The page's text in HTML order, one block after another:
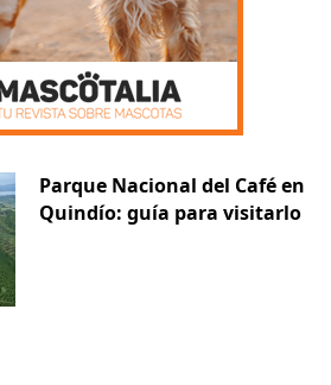
Parque Nacional del Café en
Quindío: guía para visitarlo